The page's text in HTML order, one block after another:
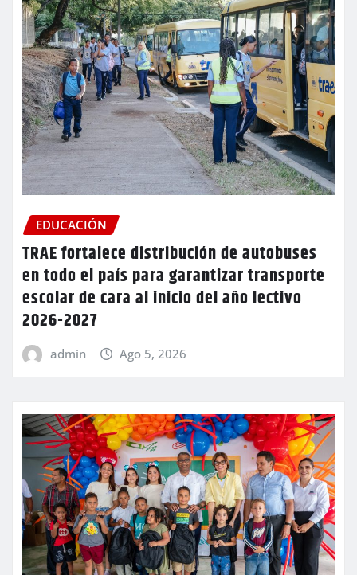
EDUCACIÓN
TRAE fortalece distribución de autobuses
en todo el país para garantizar transporte
escolar de cara al inicio del año lectivo
2026-2027
admin Ago 5, 2026